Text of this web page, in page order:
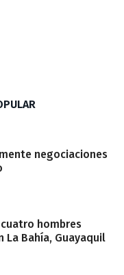
negociaciones
hombres
Bahía, Guayaquil